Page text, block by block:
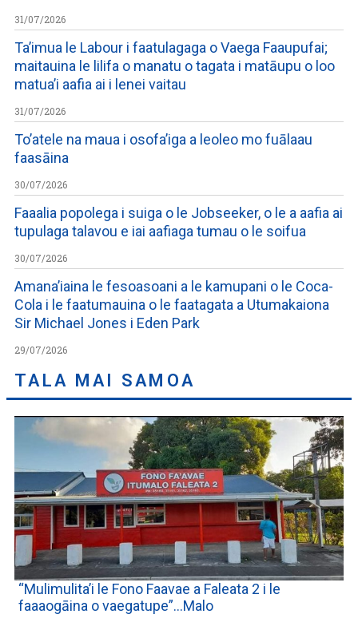
31/07/2026
Ta’imua le Labour i faatulagaga o Vaega Faaupufai;
maitauina le lilifa o manatu o tagata i matāupu o loo
matua’i aafia ai i lenei vaitau
31/07/2026
To’atele na maua i osofa’iga a leoleo mo fuālaau
faasāina
30/07/2026
Faaalia popolega i suiga o le Jobseeker, o le a aafia ai
tupulaga talavou e iai aafiaga tumau o le soifua
30/07/2026
Amana’iaina le fesoasoani a le kamupani o le Coca-
Cola i le faatumauina o le faatagata a Utumakaiona
Sir Michael Jones i Eden Park
29/07/2026
TALA MAI SAMOA
“Mulimulita’i le Fono Faavae a Faleata 2 i le
faaaogāina o vaegatupe”…Malo